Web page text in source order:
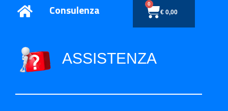
Consulenza €0,00
0
ASSISTENZA